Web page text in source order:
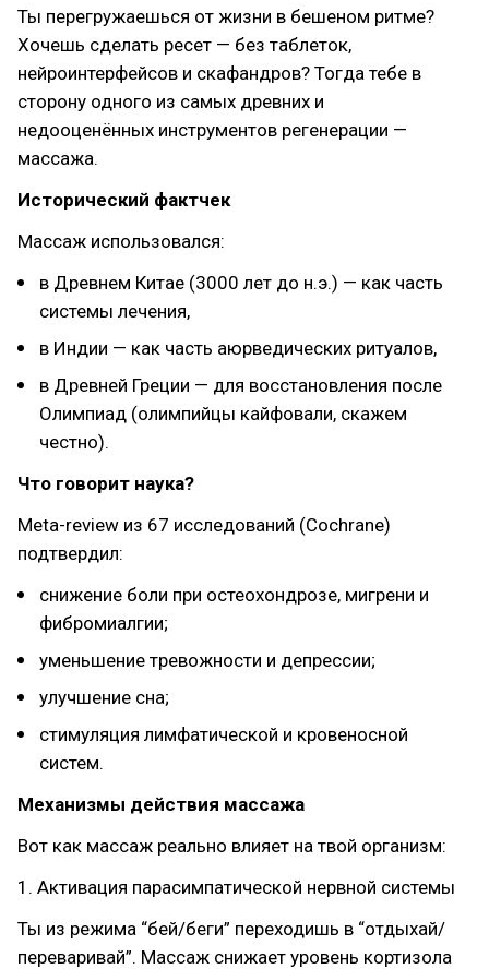
Ты перегружаешься от жизни в бешеном ритме?
Хочешь сделать ресет — без таблеток,
нейроинтерфейсов и скафандров? Тогда тебе в
сторону одного из самых древних и
недооценённых инструментов регенерации —
массажа.
Исторический фактчек
Массаж использовался:
в Древнем Китае (3000 лет до н.э.) — как часть
системы лечения,
в Индии — как часть аюрведических ритуалов,
в Древней Греции — для восстановления после
Олимпиад (олимпийцы кайфовали, скажем
честно).
Что говорит наука?
Meta-review из 67 исследований (Cochrane)
подтвердил:
снижение боли при остеохондрозе, мигрени и
фибромиалгии;
уменьшение тревожности и депрессии;
улучшение сна;
стимуляция лимфатической и кровеносной
систем.
Механизмы действия массажа
Вот как массаж реально влияет на твой организм:
1. Активация парасимпатической нервной системы
Ты из режима “бей/беги” переходишь в “отдыхай/
переваривай”. Массаж снижает уровень кортизола